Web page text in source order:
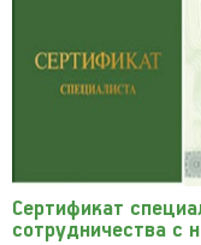
Сертификат
сотрудничества с